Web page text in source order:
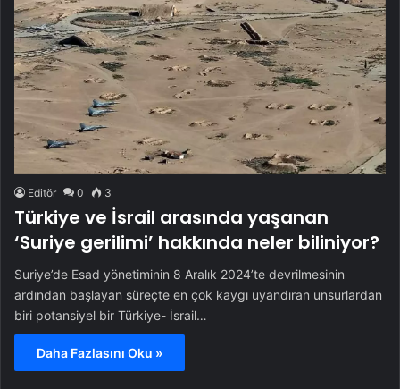
Editör 0 3
Türkiye ve İsrail arasında yaşanan
‘Suriye gerilimi’ hakkında neler biliniyor?
Suriye’de Esad yönetiminin 8 Aralık 2024’te devrilmesinin
ardından başlayan süreçte en çok kaygı uyandıran unsurlardan
biri potansiyel bir Türkiye- İsrail…
Daha Fazlasını Oku »